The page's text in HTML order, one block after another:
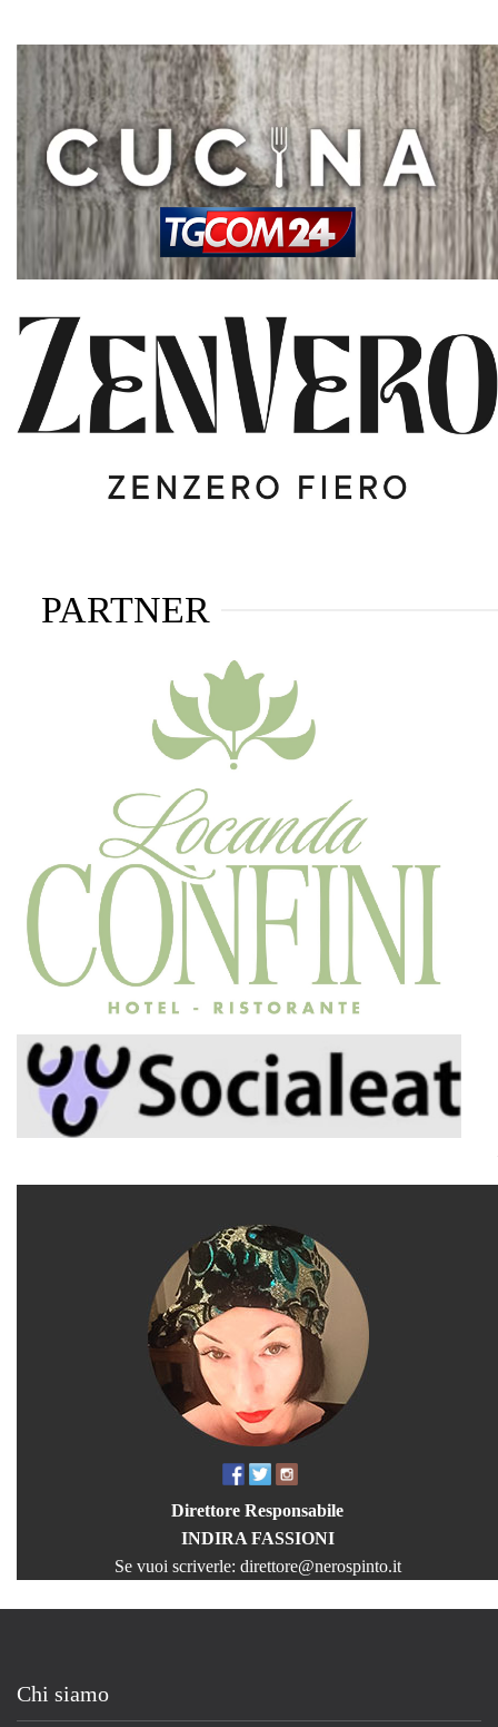
PARTNER
Direttore Responsabile
INDIRA FASSIONI
Se vuoi scriverle: direttore@nerospinto.it
Chi siamo